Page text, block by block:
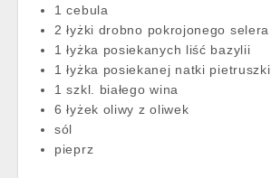
1 cebula
2 łyżki drobno pokrojonego selera
1 łyżka posiekanych liść bazylii
1 łyżka posiekanej natki pietruszki
1 szkl. białego wina
6 łyżek oliwy z oliwek
sól
pieprz